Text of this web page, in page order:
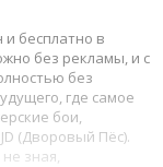
и бесплатно в
без рекламы, и с
без
где самое
бои,
(Дворовый Пёс).
зная,